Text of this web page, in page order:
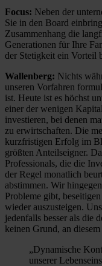
Focus: Neben der
Sie in den Board
Zusammenhang die
Generationen für Ihre
der Stetigkeit ein Vorteil
Wallenberg: Nichts
unseren Vorfahren
ist. Heute ist es höchst
einer der wenigen
investieren, bei denen
zu erwirtschaften. Die
kurzfristigen Erfolg im
größten Anteilseigner.
Professionals, die die
der Regel monatlich
abstimmen. Wir
Probleme gibt,
wieder auszusteigen.
jedenfalls besser als die
keinen Grund, an
„Dynamische
unserer